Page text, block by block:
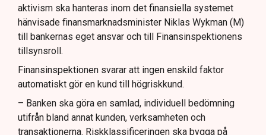
aktivism ska hanteras inom det finansiella systemet
hänvisade finansmarknadsminister Niklas Wykman (M)
till bankernas eget ansvar och till Finansinspektionens
tillsynsroll.
Finansinspektionen svarar att ingen enskild faktor
automatiskt gör en kund till högriskkund.
– Banken ska göra en samlad, individuell bedömning
utifrån bland annat kunden, verksamheten och
transaktionerna. Riskklassificeringen ska bygga på